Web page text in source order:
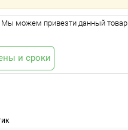
Мы можем привезти данный товар
и сроки